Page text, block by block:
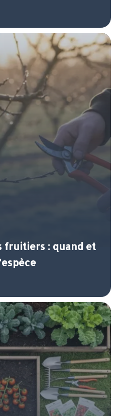
fruitiers : quand et